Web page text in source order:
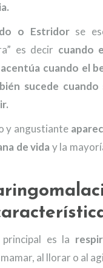
o Estridorse
es decir cuando
cuando el
sucede
y angustiante
de vida y la
es la
mamar, al llorar o al